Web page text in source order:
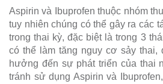
Aspirin và Ibuprofen thuộc nhóm
tuy nhiên chúng có thể gây ra các
trong thai kỳ, đặc biệt là trong 3
có thể làm tăng nguy cơ sảy thai,
hưởng đến sự phát triển của thai
tránh sử dụng Aspirin và